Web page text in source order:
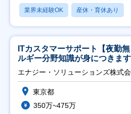
業界未経験OK 産休・育休あり
ITカスタマーサポート【夜勤
ルギー分野知識が身につきます
エナジー・ソリューションズ株式
東京都
350万~475万